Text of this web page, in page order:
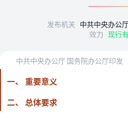
发布机关 中共中央办公
效力 现行
中共中央办公厅 国务院办公厅印发
一、 重要意义
二、 总体要求